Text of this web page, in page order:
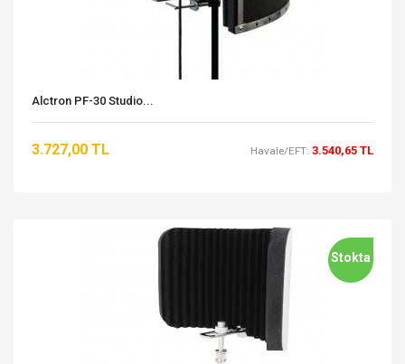
Alctron PF-30 Studio...
3.727,00 TL Havale/EFT: 3.540,65 TL
Stokta